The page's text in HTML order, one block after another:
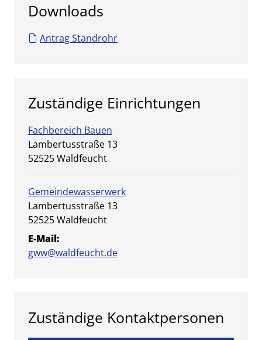
Downloads
Antrag Standrohr
Zuständige Einrichtungen
Fachbereich Bauen
Straße:
Lambertusstraße Hausnummer:
13
PLZ:
52525Ort:
Waldfeucht
Gemeindewasserwerk
Straße:
Lambertusstraße Hausnummer:
13
PLZ:
52525Ort:
Waldfeucht
E-Mail:
gww@waldfeucht.de
Zuständige Kontaktpersonen